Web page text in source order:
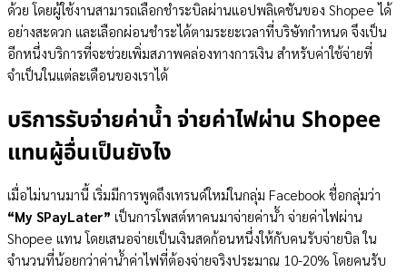
ด้วย โดยผู้ใช้งานสามารถเลือกชำระบิลผ่านแอปพลิเคชันของ Shopee ได้
อย่างสะดวก และเลือกผ่อนชำระได้ตามระยะเวลาที่บริษัทกำหนด จึงเป็น
อีกหนึ่งบริการที่จะช่วยเพิ่มสภาพคล่องทางการเงิน สำหรับค่าใช้จ่ายที่
จำเป็นในแต่ละเดือนของเราได้
บริการรับจ่ายค่าน้ำ จ่ายค่าไฟผ่าน Shopee
แทนผู้อื่นเป็นยังไง
เมื่อไม่นานมานี้ เริ่มมีการพูดถึงเทรนด์ใหม่ในกลุ่ม Facebook ชื่อกลุ่มว่า
“My SPayLater” เป็นการโพสต์หาคนมาจ่ายค่าน้ำ จ่ายค่าไฟผ่าน
Shopee แทน โดยเสนอจ่ายเป็นเงินสดก้อนหนึ่งให้กับคนรับจ่ายบิล ใน
จำนวนที่น้อยกว่าค่าน้ำค่าไฟที่ต้องจ่ายจริงประมาณ 10-20% โดยคนรับ